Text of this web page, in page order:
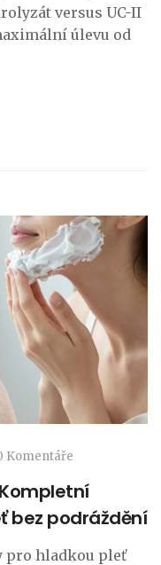
versus UC-II
úlevu od
Komentáře
bez podráždění
pro hladkou pleť